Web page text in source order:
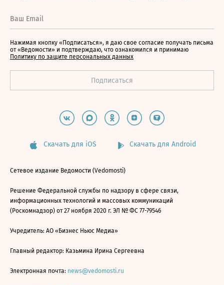
Нажимая кнопку «Подписаться», я даю свое согласие получать письма
от «Ведомости» и подтверждаю, что ознакомился и принимаю
Политику по защите персональных данных
Скачать для iOS Скачать для Android
Сетевое издание Ведомости (Vedomosti)
Решение Федеральной службы по надзору в сфере связи,
информационных технологий и массовых коммуникаций
(Роскомнадзор) от 27 ноября 2020 г. ЭЛ № ФС 77-79546
Учредитель: АО «Бизнес Ньюс Медиа»
Главный редактор: Казьмина Ирина Сергеевна
Электронная почта: news@vedomosti.ru